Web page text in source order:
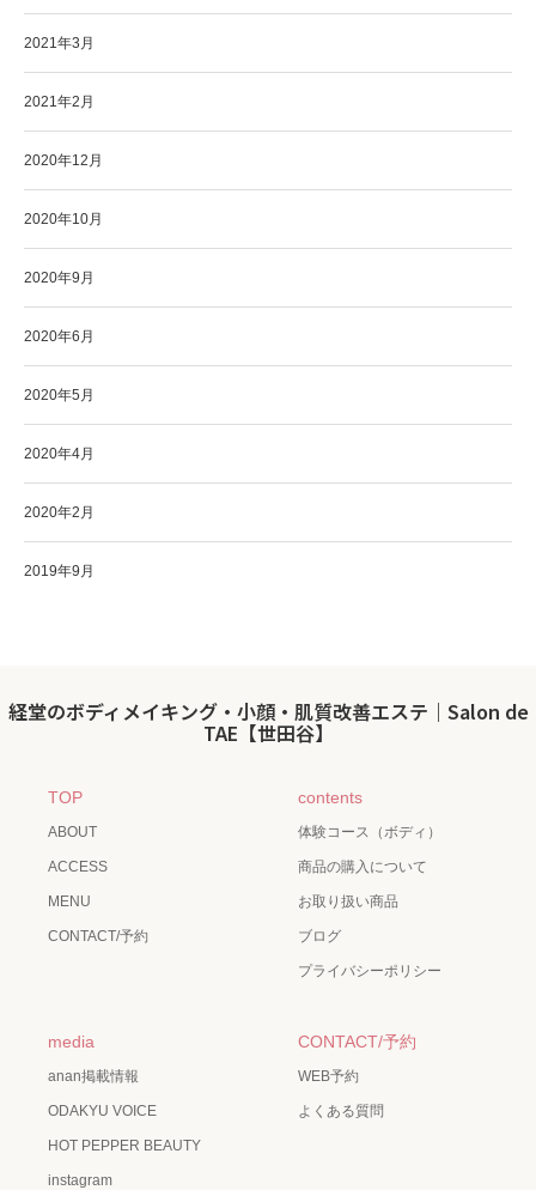
2021年3月
2021年2月
2020年12月
2020年10月
2020年9月
2020年6月
2020年5月
2020年4月
2020年2月
2019年9月
経堂のボディメイキング・小顔・肌質改善エステ｜Salon de
TAE【世田谷】
TOP
ABOUT
ACCESS
MENU
CONTACT/予約
contents
体験コース（ボディ）
商品の購入について
お取り扱い商品
ブログ
プライバシーポリシー
media
anan掲載情報
ODAKYU VOICE
HOT PEPPER BEAUTY
instagram
CONTACT/予約
WEB予約
よくある質問